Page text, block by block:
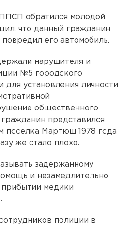
обратился молодой
что данный гражданин
его автомобиль.
нарушителя и
№5 городского
установления личности
общественного
представился
поселка Мартюш 1978 года
же стало плохо.
задержанному
и незамедлительно
медики
полиции в